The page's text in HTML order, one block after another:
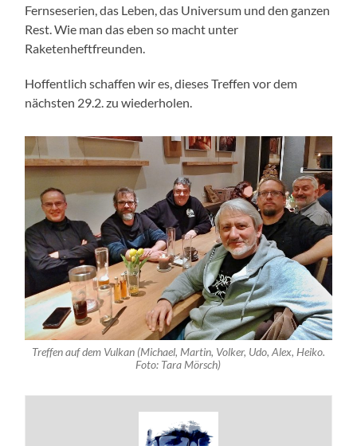
Fernseserien, das Leben, das Universum und den ganzen
Rest. Wie man das eben so macht unter
Raketenheftfreunden.
Hoffentlich schaffen wir es, dieses Treffen vor dem
nächsten 29.2. zu wiederholen.
Treffen auf dem Vulkan (Michael, Martin, Volker, Udo, Alex, Heiko.
Foto: Tara Mörsch)